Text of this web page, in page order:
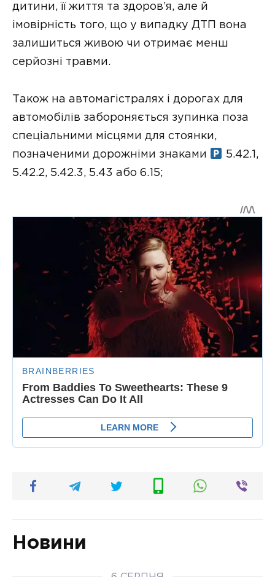
дитини, її життя та здоров’я, але й
імовірність того, що у випадку ДТП вона
залишиться живою чи отримає менш
серйозні травми.
Також на автомагістралях і дорогах для
автомобілів забороняється зупинка поза
спеціальними місцями для стоянки,
позначеними дорожніми знаками
5.42.1,
5.42.2, 5.42.3, 5.43 або 6.15;
Новини